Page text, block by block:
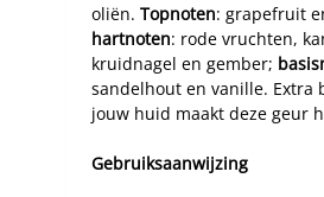
oliën. Topnoten: grapefruit
hartnoten: rode vruchten,
kruidnagel en gember;
sandelhout en vanille. Extra
jouw huid maakt deze geur
Gebruiksaanwijzing